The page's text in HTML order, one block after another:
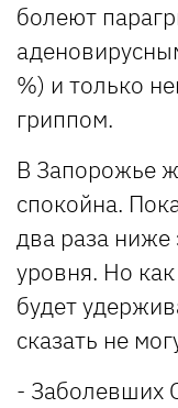
болеют
%) и только
гриппом.
В Запорожье
спокойна.
два раза ниже
уровня. Но
будет
сказать не
- Заболевших